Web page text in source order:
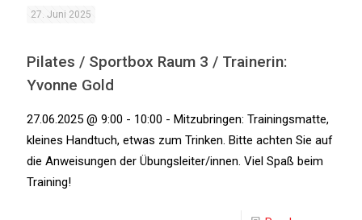
27. Juni 2025
Pilates / Sportbox Raum 3 / Trainerin:
Yvonne Gold
27.06.2025 @ 9:00 - 10:00 - Mitzubringen: Trainingsmatte,
kleines Handtuch, etwas zum Trinken. Bitte achten Sie auf
die Anweisungen der Übungsleiter/innen. Viel Spaß beim
Training!